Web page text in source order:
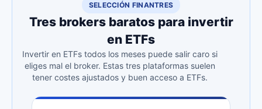
SELECCIÓN FINANTRES
Tres brokers baratos para invertir
en ETFs
Invertir en ETFs todos los meses puede salir caro si
eliges mal el broker. Estas tres plataformas suelen
tener costes ajustados y buen acceso a ETFs.